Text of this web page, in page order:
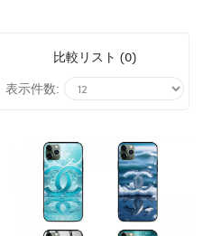
比較リスト (0)
表示件数: